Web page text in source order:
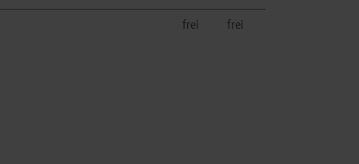
frei frei